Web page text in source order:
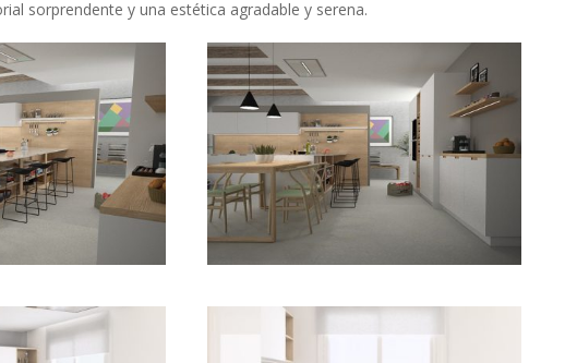
sorprendente y una estética agradable y serena.